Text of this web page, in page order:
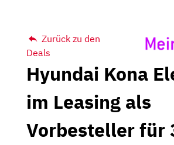
Zurück zu den
Deals
Hyundai Kona
im Leasing als
Vorbesteller für